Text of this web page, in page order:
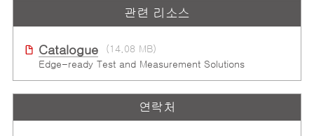
관련 리소스
Catalogue
(14.08 MB)
Edge-ready Test and Measurement Solutions
연락처